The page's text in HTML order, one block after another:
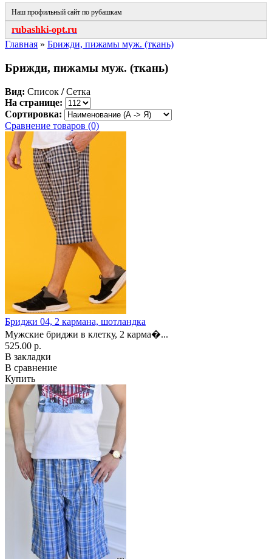
Наш профильный сайт по рубашкам
rubashki-opt.ru
Главная » Брижди, пижамы муж. (ткань)
Брижди, пижамы муж. (ткань)
Вид: Список / Сетка
На странице:
Сортировка:
Сравнение товаров (0)
Бриджи 04, 2 кармана, шотландка
Мужские бриджи в клетку, 2 карма�...
525.00 р.
В закладки
В сравнение
Купить